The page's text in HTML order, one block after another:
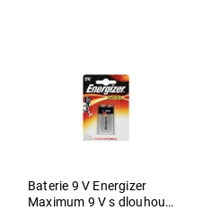
Nejprodávanější
Baterie 9 V Energizer
Maximum 9 V s dlouhou